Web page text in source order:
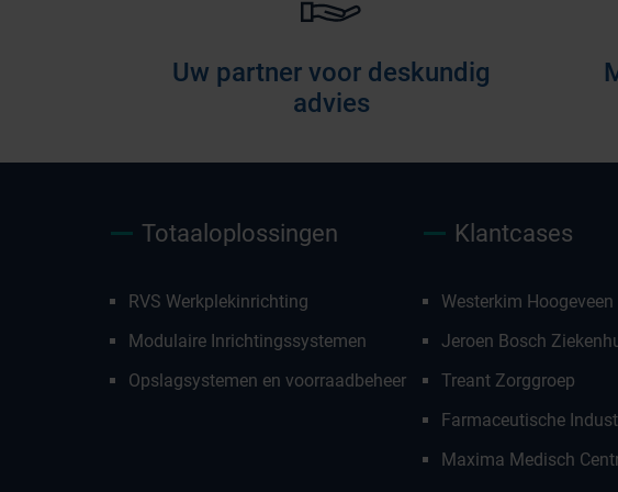
Uw partner voor deskundig
advies
Totaaloplossingen
RVS Werkplekinrichting
Modulaire Inrichtingssystemen
Opslagsystemen en voorraadbeheer
Klantcases
Westerkim Hoogeveen
Jeroen Bosch
Treant Zorggroep
Farmaceutische
Maxima Medisch